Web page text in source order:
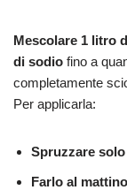
Mescolare 1 litro
di sodio fino a
completamente
Per applicarla:
Spruzzare
Farlo al